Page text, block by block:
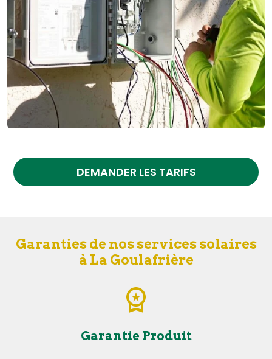
DEMANDER LES TARIFS
Garanties de nos services solaires
à La Goulafrière
Garantie Produit